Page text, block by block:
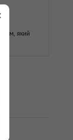
який